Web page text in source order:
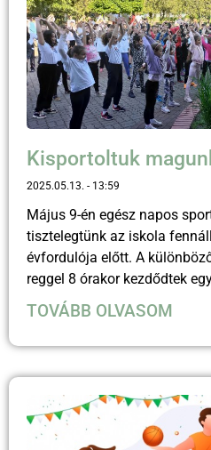
Kisportoltuk
2025.05.13. 13:59
Május 9-én egész napos
tisztelegtünk az iskola
évfordulója előtt. A
reggel 8 órakor kezdődtek
TOVÁBB OLVASOM